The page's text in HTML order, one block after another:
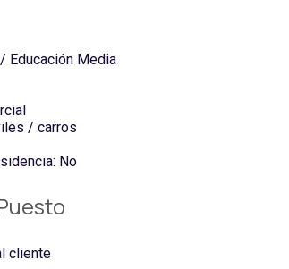
Educación Media
/ carros
No
cliente